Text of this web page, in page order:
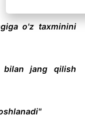
o'z taxminini
bilan jang qilish